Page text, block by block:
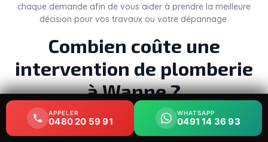
chaque demande afin de vous aider à prendre la meilleure
décision pour vos travaux ou votre dépannage.
Combien coûte une
intervention de plomberie
à Wanne ?
Leprix d’un plombier à Wanne dépend de plusieurs
éléments : la nature du problème, le temps nécessaire, les
APPELER
0480 20 59 91
WHATSAPP
0491 14 36 93
APPELER
0480 20 59 91
WHATSAPP
0491 14 36 93